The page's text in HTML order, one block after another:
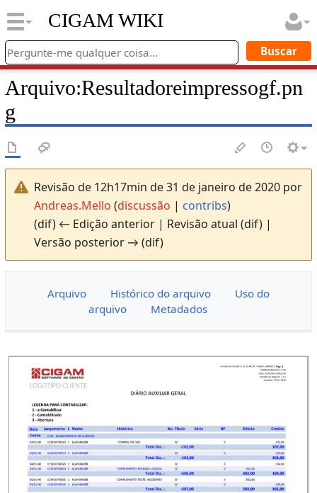
CIGAM WIKI
Arquivo:Resultadoreimpressogf.pn
g
Revisão de 12h17min de 31 de janeiro de 2020 por
Andreas.Mello (discussão | contribs)
(dif) ← Edição anterior | Revisão atual (dif) |
Versão posterior → (dif)
Arquivo Histórico do arquivo
Uso do
arquivo
Metadados